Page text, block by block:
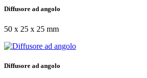
Diffusore ad angolo
50 x 25 x 25 mm
Diffusore ad angolo